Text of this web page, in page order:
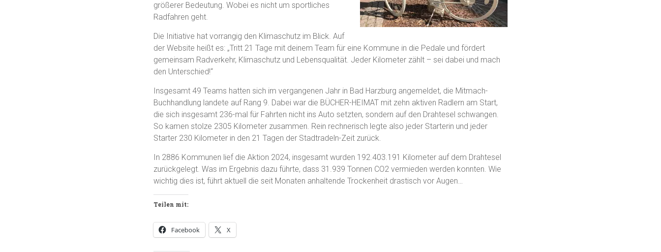
größerer Bedeutung. Wobei es nicht um sportliches
Radfahren geht.
Die Initiative hat vorrangig den Klimaschutz im Blick. Auf
der Website heißt es: „Tritt 21 Tage mit deinem Team für eine Kommune in die Pedale und fördert
gemeinsam Radverkehr, Klimaschutz und Lebensqualität. Jeder Kilometer zählt – sei dabei und mach
den Unterschied!“
Insgesamt 49 Teams hatten sich im vergangenen Jahr in Bad Harzburg angemeldet, die Mitmach-
Buchhandlung landete auf Rang 9. Dabei war die BÜCHER-HEIMAT mit zehn aktiven Radlern am Start,
die sich insgesamt 236-mal für Fahrten nicht ins Auto setzten, sondern auf den Drahtesel schwangen.
So kamen stolze 2305 Kilometer zusammen. Rein rechnerisch legte also jeder Starterin und jeder
Starter 230 Kilometer in den 21 Tagen der Stadtradeln-Zeit zurück.
In 2886 Kommunen lief die Aktion 2024, insgesamt wurden 192.403.191 Kilometer auf dem Drahtesel
zurückgelegt. Was im Ergebnis dazu führte, dass 31.939 Tonnen CO2 vermieden werden konnten. Wie
wichtig dies ist, führt aktuell die seit Monaten anhaltende Trockenheit drastisch vor Augen…
Teilen mit:
Facebook X